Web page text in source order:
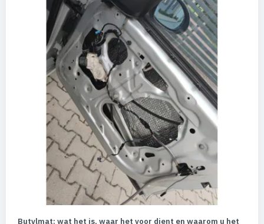
Butylmat: wat het is, waar het voor dient en waarom u het